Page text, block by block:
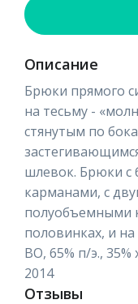
Описание
Брюки прямого
на тесьму -
стянутым по
шлевок. Брюки с
карманами, с
полуобъемными
половинках, и
ВО, 65% п/э., 35%
2014
Отзывы